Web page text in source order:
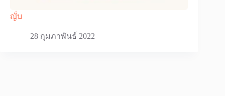
ญั่บ
28 กุมภาพันธ์ 2022